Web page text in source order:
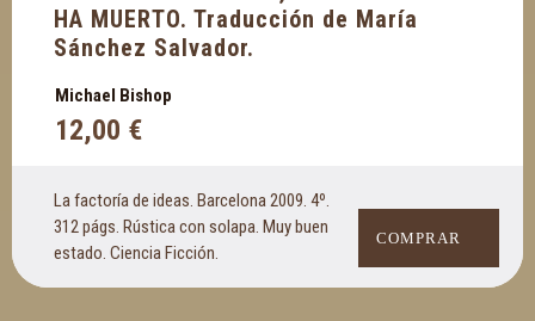
HA MUERTO. Traducción de María
Sánchez Salvador.
Michael Bishop
12,00 €
La factoría de ideas. Barcelona 2009. 4º.
312 págs. Rústica con solapa. Muy buen
estado. Ciencia Ficción.
COMPRAR